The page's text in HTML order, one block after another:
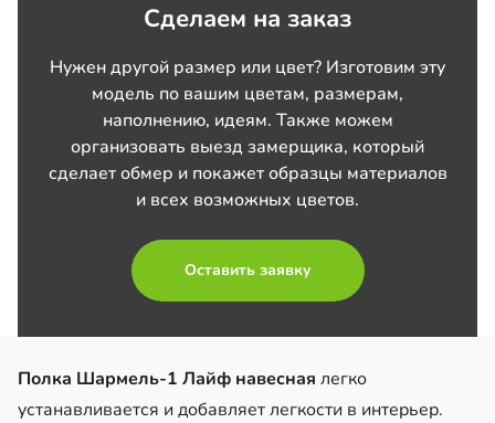
Сделаем на заказ
Нужен другой размер или цвет? Изготовим эту
модель по вашим цветам, размерам,
наполнению, идеям. Также можем
организовать выезд замерщика, который
сделает обмер и покажет образцы материалов
и всех возможных цветов.
Оставить заявку
Полка Шармель-1 Лайф навесная легко
устанавливается и добавляет легкости в интерьер.